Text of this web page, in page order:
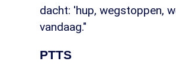
dacht: 'hup, wegstoppen,
vandaag."
PTTS